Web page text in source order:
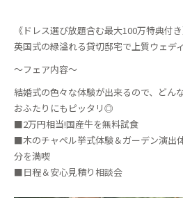
《ドレス選び放題含む最大100万特典付き
英国式の緑溢れる貸切邸宅で上質ウェデ
〜フェア内容〜
結婚式の色々な体験が出来るので、どん
おふたりにもピッタリ◎
■2万円相当!国産牛を無料試食
■木のチャペル挙式体験＆ガーデン演出
分を満喫
■日程＆安心見積り相談会